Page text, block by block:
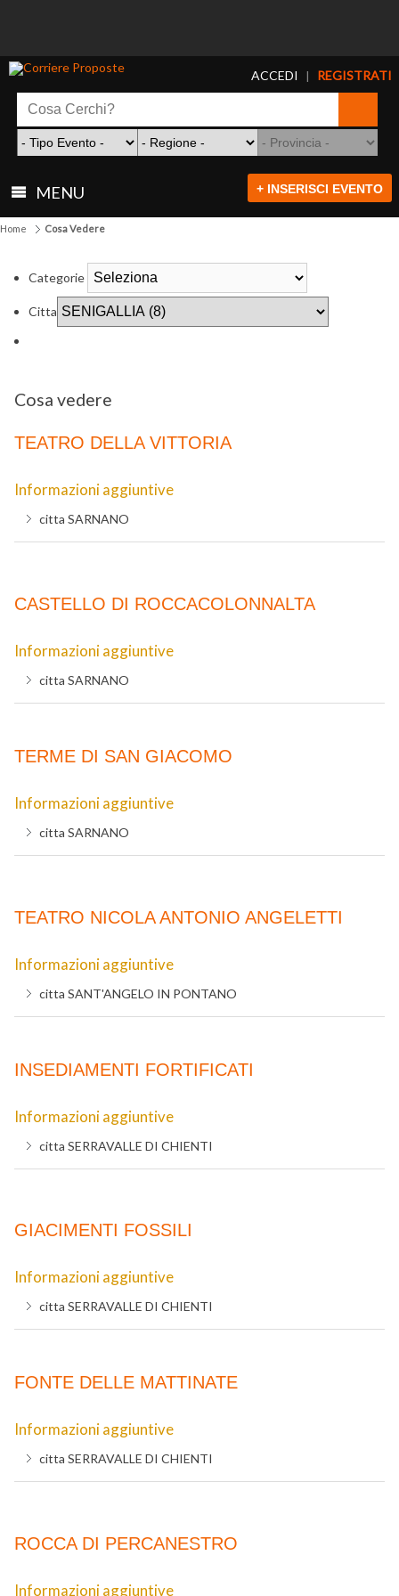
ACCEDI | REGISTRATI
MENU + INSERISCI EVENTO
Home Cosa Vedere
Categorie
Citta
Cosa vedere
TEATRO DELLA VITTORIA
Informazioni aggiuntive
citta SARNANO
CASTELLO DI ROCCACOLONNALTA
Informazioni aggiuntive
citta SARNANO
TERME DI SAN GIACOMO
Informazioni aggiuntive
citta SARNANO
TEATRO NICOLA ANTONIO ANGELETTI
Informazioni aggiuntive
citta SANT'ANGELO IN PONTANO
INSEDIAMENTI FORTIFICATI
Informazioni aggiuntive
citta SERRAVALLE DI CHIENTI
GIACIMENTI FOSSILI
Informazioni aggiuntive
citta SERRAVALLE DI CHIENTI
FONTE DELLE MATTINATE
Informazioni aggiuntive
citta SERRAVALLE DI CHIENTI
ROCCA DI PERCANESTRO
Informazioni aggiuntive